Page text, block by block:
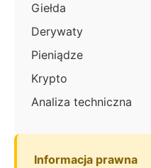
Giełda
Derywaty
Pieniądze
Krypto
Analiza techniczna
Informacja prawna